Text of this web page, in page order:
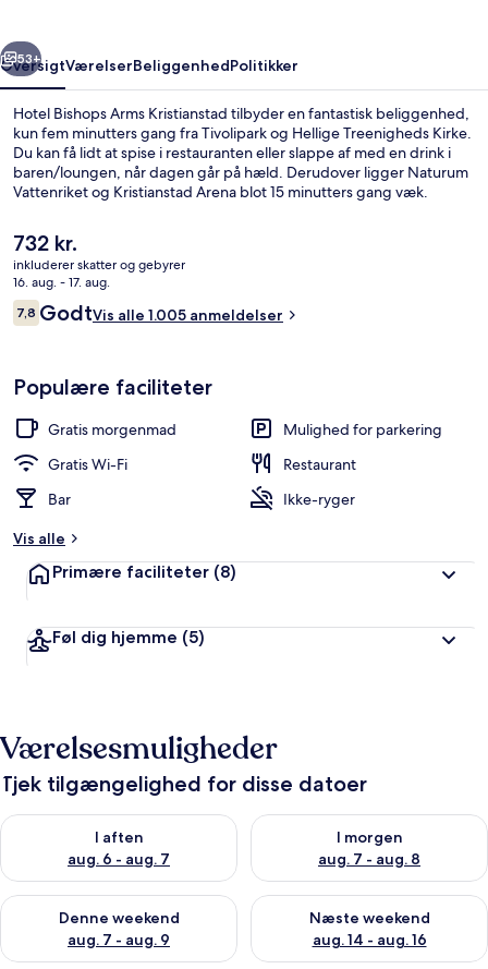
Næste
53+
OversigtVærelserBeliggenhedPolitikker
Hotel Bishops Arms Kristianstad tilbyder en fantastisk beliggenhed,
kun fem minutters gang fra Tivolipark og Hellige Treenigheds Kirke.
Du kan få lidt at spise i restauranten eller slappe af med en drink i
baren/loungen, når dagen går på hæld. Derudover ligger Naturum
Vattenriket og Kristianstad Arena blot 15 minutters gang væk.
Den
nuværende
pris
er
732 kr.
732 kr.
inkluderer skatter og gebyrer
16. aug. - 17. aug.
Anmeldelser
7,87,8 ud af 10.
GodtVis alle 1.005 anmeldelser
Populære faciliteter
Gratis morgenmad
Mulighed for parkering
Gratis Wi-Fi
Restaurant
Bar
Ikke-ryger
Vis alle
Primære faciliteter (8)
Føl dig hjemme (5)
Værelsesmuligheder
Tjek tilgængelighed for disse datoer
I aften
aug. 6 - aug. 7
Tjek tilgængelighed for i aften aug. 6 - aug. 7
I morgen
aug. 7 - aug. 8
Tjek tilgængelighed for i
Denne weekend
aug. 7 - aug. 9
Tjek tilgængelighed for denne weekend aug. 7 - aug. 9
Næste weekend
aug. 14 - aug. 16
Tjek tilgængelighed for næste